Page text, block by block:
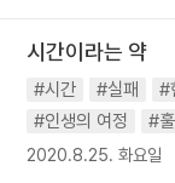
시간이라는 약
#시간 #실패 #
#인생의 여정
#
2020.8.25. 화요일